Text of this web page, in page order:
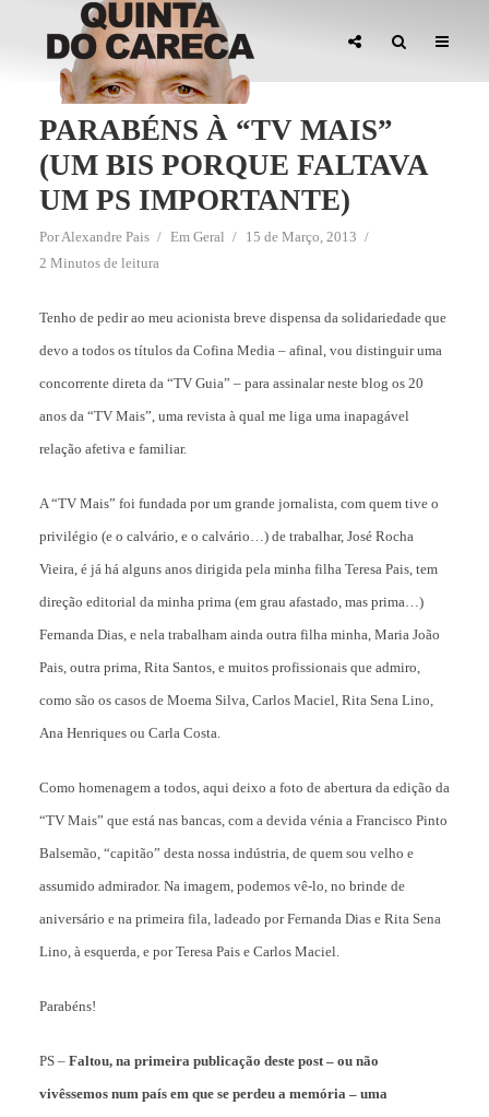
PARABÉNS À “TV MAIS”
(UM BIS PORQUE FALTAVA
UM PS IMPORTANTE)
PorAlexandre Pais Em Geral
15 de Março, 2013
2 Minutos de leitura
Tenho de pedir ao meu acionista breve dispensa da solidariedade que
devo a todos os títulos da Cofina Media – afinal, vou distinguir uma
concorrente direta da “TV Guia” – para assinalar neste blog os 20
anos da “TV Mais”, uma revista à qual me liga uma inapagável
relação afetiva e familiar.
A “TV Mais” foi fundada por um grande jornalista, com quem tive o
privilégio (e o calvário, e o calvário…) de trabalhar, José Rocha
Vieira, é já há alguns anos dirigida pela minha filha Teresa Pais, tem
direção editorial da minha prima (em grau afastado, mas prima…)
Fernanda Dias, e nela trabalham ainda outra filha minha, Maria João
Pais, outra prima, Rita Santos, e muitos profissionais que admiro,
como são os casos de Moema Silva, Carlos Maciel, Rita Sena Lino,
Ana Henriques ou Carla Costa.
Como homenagem a todos, aqui deixo a foto de abertura da edição da
“TV Mais” que está nas bancas, com a devida vénia a Francisco Pinto
Balsemão, “capitão” desta nossa indústria, de quem sou velho e
assumido admirador. Na imagem, podemos vê-lo, no brinde de
aniversário e na primeira fila, ladeado por Fernanda Dias e Rita Sena
Lino, à esquerda, e por Teresa Pais e Carlos Maciel.
Parabéns!
PS – Faltou, na primeira publicação deste post – ou não
vivêssemos num país em que se perdeu a memória – uma